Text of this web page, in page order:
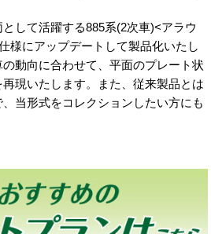
して活躍する885系(2次車)<アラウ
様にアップデートして製品化いたし
動向に合わせて、平面のプレート状
現いたします。また、従来製品とは
当形式をコレクションしたい方にも